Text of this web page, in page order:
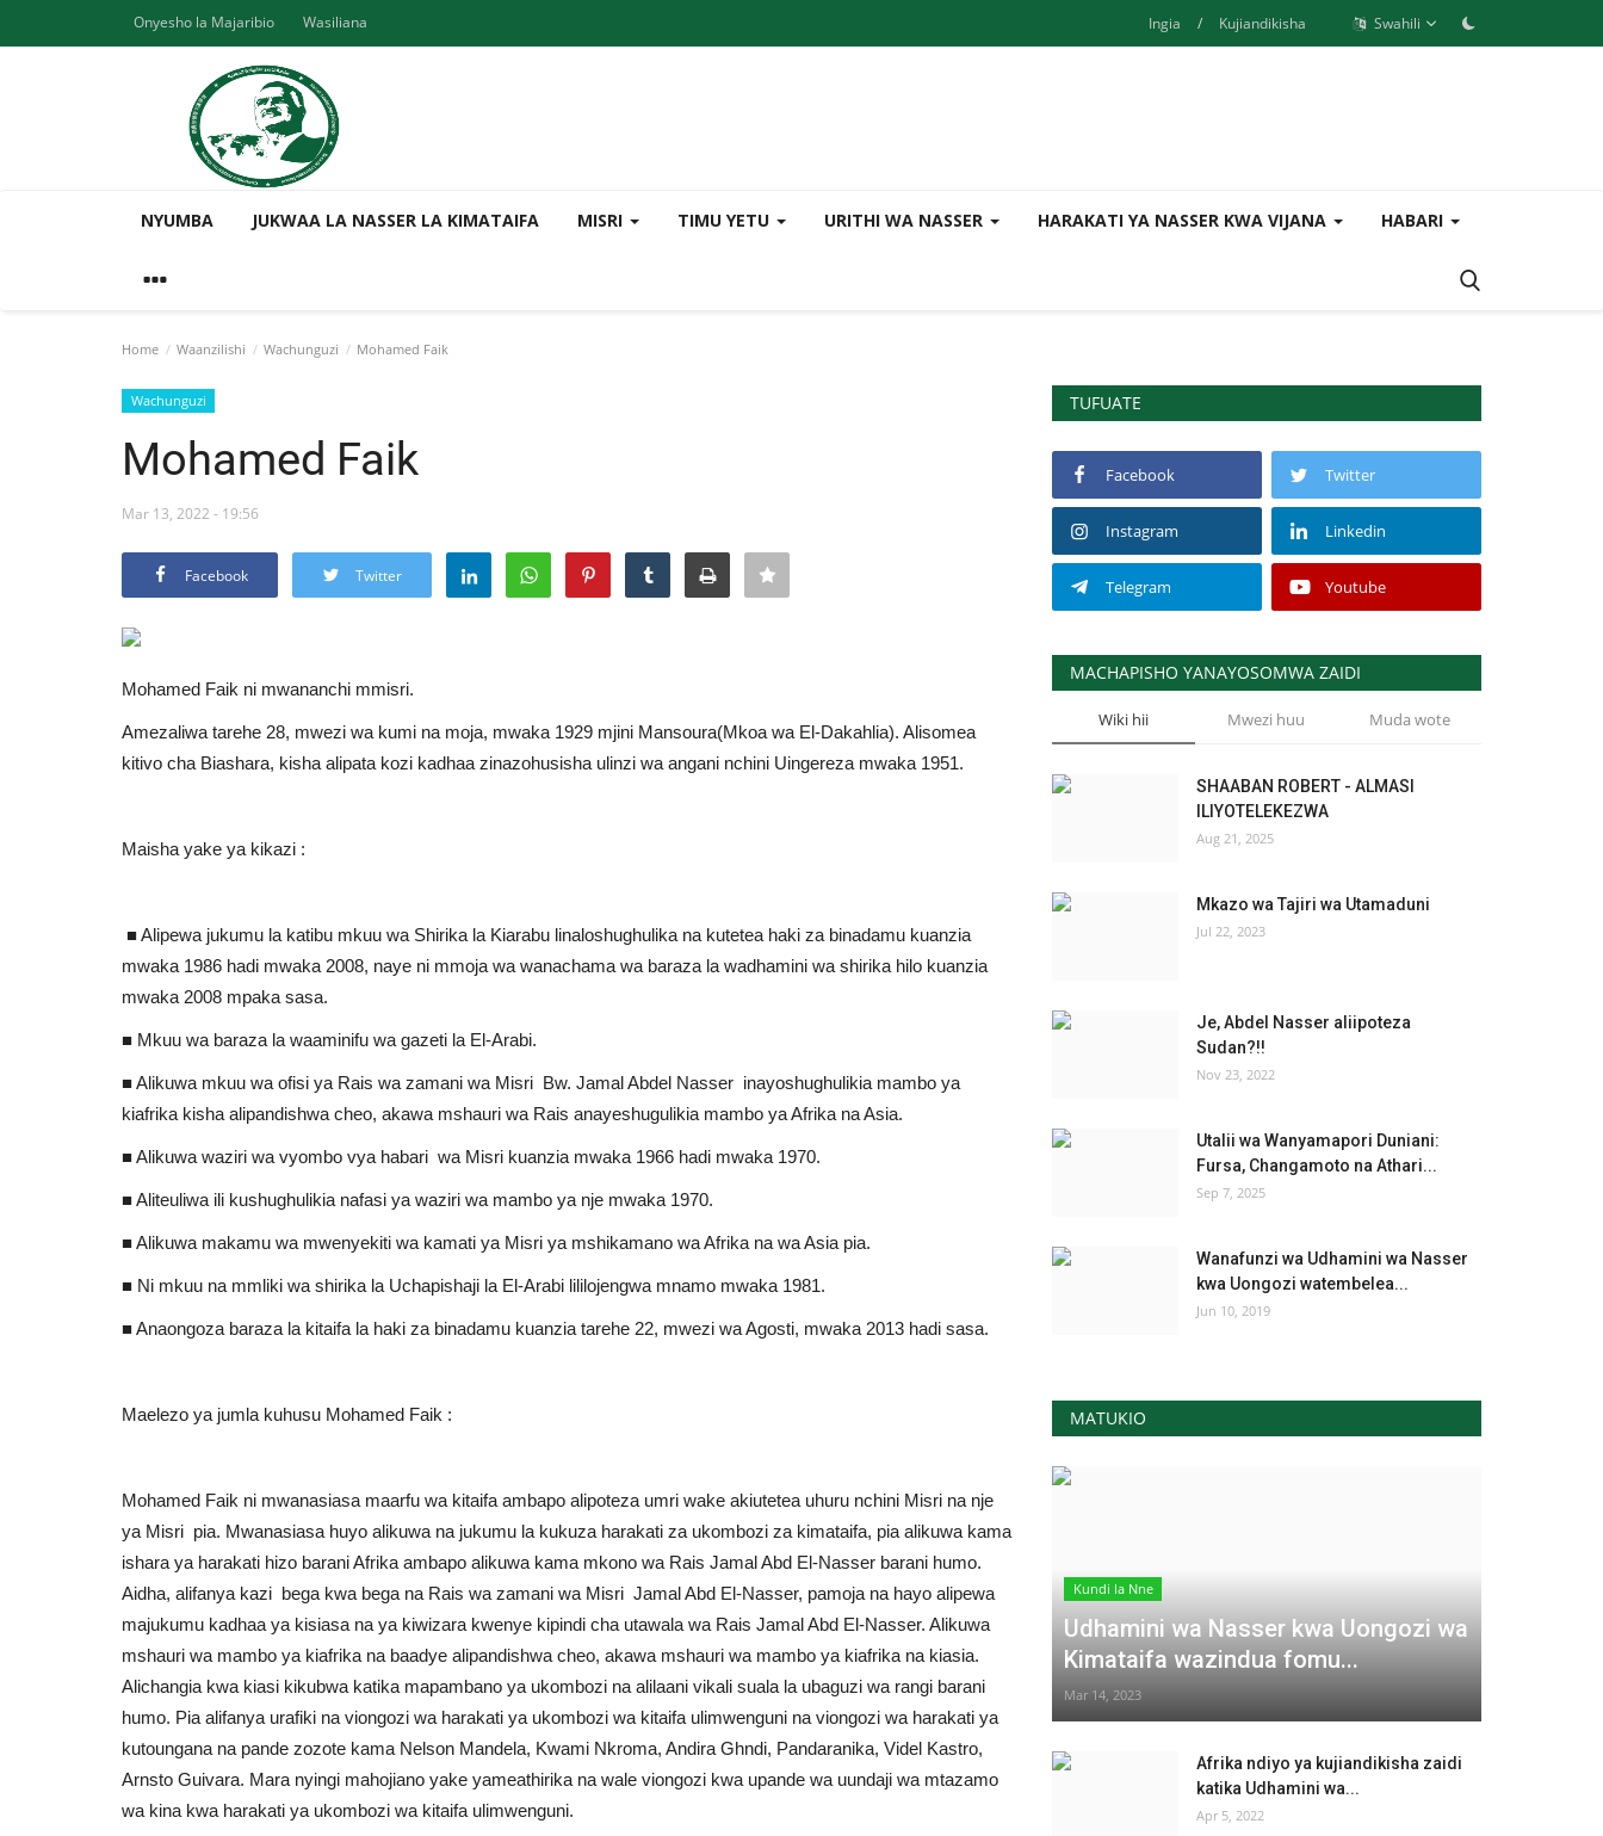
Onyesho la Majaribio Wasiliana Ingia / Kujiandikisha Swahili
NYUMBA JUKWAA LA NASSER LA KIMATAIFA MISRI TIMU YETU URITHI WA NASSER HARAKATI YA NASSER KWA VIJANA HABARI
Home Waanzilishi Wachunguzi Mohamed Faik
Wachunguzi
Mohamed Faik
Mar 13, 2022 - 19:56
Facebook Twitter
Mohamed Faik ni mwananchi mmisri.
Amezaliwa tarehe 28, mwezi wa kumi na moja, mwaka 1929 mjini Mansoura(Mkoa wa El-Dakahlia). Alisomea
kitivo cha Biashara, kisha alipata kozi kadhaa zinazohusisha ulinzi wa angani nchini Uingereza mwaka 1951.
Maisha yake ya kikazi :
■ Alipewa jukumu la katibu mkuu wa Shirika la Kiarabu linaloshughulika na kutetea haki za binadamu kuanzia
mwaka 1986 hadi mwaka 2008, naye ni mmoja wa wanachama wa baraza la wadhamini wa shirika hilo kuanzia
mwaka 2008 mpaka sasa.
■ Mkuu wa baraza la waaminifu wa gazeti la El-Arabi.
■ Alikuwa mkuu wa ofisi ya Rais wa zamani wa Misri Bw. Jamal Abdel Nasser inayoshughulikia mambo ya
kiafrika kisha alipandishwa cheo, akawa mshauri wa Rais anayeshugulikia mambo ya Afrika na Asia.
■ Alikuwa waziri wa vyombo vya habari wa Misri kuanzia mwaka 1966 hadi mwaka 1970.
■ Aliteuliwa ili kushughulikia nafasi ya waziri wa mambo ya nje mwaka 1970.
■ Alikuwa makamu wa mwenyekiti wa kamati ya Misri ya mshikamano wa Afrika na wa Asia pia.
■ Ni mkuu na mmliki wa shirika la Uchapishaji la El-Arabi lililojengwa mnamo mwaka 1981.
■ Anaongoza baraza la kitaifa la haki za binadamu kuanzia tarehe 22, mwezi wa Agosti, mwaka 2013 hadi sasa.
Maelezo ya jumla kuhusu Mohamed Faik :
Mohamed Faik ni mwanasiasa maarfu wa kitaifa ambapo alipoteza umri wake akiutetea uhuru nchini Misri na nje
ya Misri pia. Mwanasiasa huyo alikuwa na jukumu la kukuza harakati za ukombozi za kimataifa, pia alikuwa kama
ishara ya harakati hizo barani Afrika ambapo alikuwa kama mkono wa Rais Jamal Abd El-Nasser barani humo.
Aidha, alifanya kazi bega kwa bega na Rais wa zamani wa Misri Jamal Abd El-Nasser, pamoja na hayo alipewa
majukumu kadhaa ya kisiasa na ya kiwizara kwenye kipindi cha utawala wa Rais Jamal Abd El-Nasser. Alikuwa
mshauri wa mambo ya kiafrika na baadye alipandishwa cheo, akawa mshauri wa mambo ya kiafrika na kiasia.
Alichangia kwa kiasi kikubwa katika mapambano ya ukombozi na alilaani vikali suala la ubaguzi wa rangi barani
humo. Pia alifanya urafiki na viongozi wa harakati ya ukombozi wa kitaifa ulimwenguni na viongozi wa harakati ya
kutoungana na pande zozote kama Nelson Mandela, Kwami Nkroma, Andira Ghndi, Pandaranika, Videl Kastro,
Arnsto Guivara. Mara nyingi mahojiano yake yameathirika na wale viongozi kwa upande wa uundaji wa mtazamo
wa kina kwa harakati ya ukombozi wa kitaifa ulimwenguni.
TUFUATE
Facebook Twitter
Instagram Linkedin
Telegram Youtube
MACHAPISHO YANAYOSOMWA ZAIDI
Wiki hii Mwezi huu Muda wote
SHAABAN ROBERT - ALMASI
ILIYOTELEKEZWA
Aug 21, 2025
Mkazo wa Tajiri wa Utamaduni
Jul 22, 2023
Je, Abdel Nasser aliipoteza
Sudan?!!
Nov 23, 2022
Utalii wa Wanyamapori Duniani:
Fursa, Changamoto na Athari...
Sep 7, 2025
Wanafunzi wa Udhamini wa Nasser
kwa Uongozi watembelea...
Jun 10, 2019
MATUKIO
Kundi la Nne
Udhamini wa Nasser kwa Uongozi wa
Kimataifa wazindua fomu...
Mar 14, 2023
Afrika ndiyo ya kujiandikisha zaidi
katika Udhamini wa...
Apr 5, 2022